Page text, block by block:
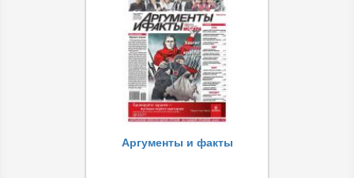
Аргументы и факты